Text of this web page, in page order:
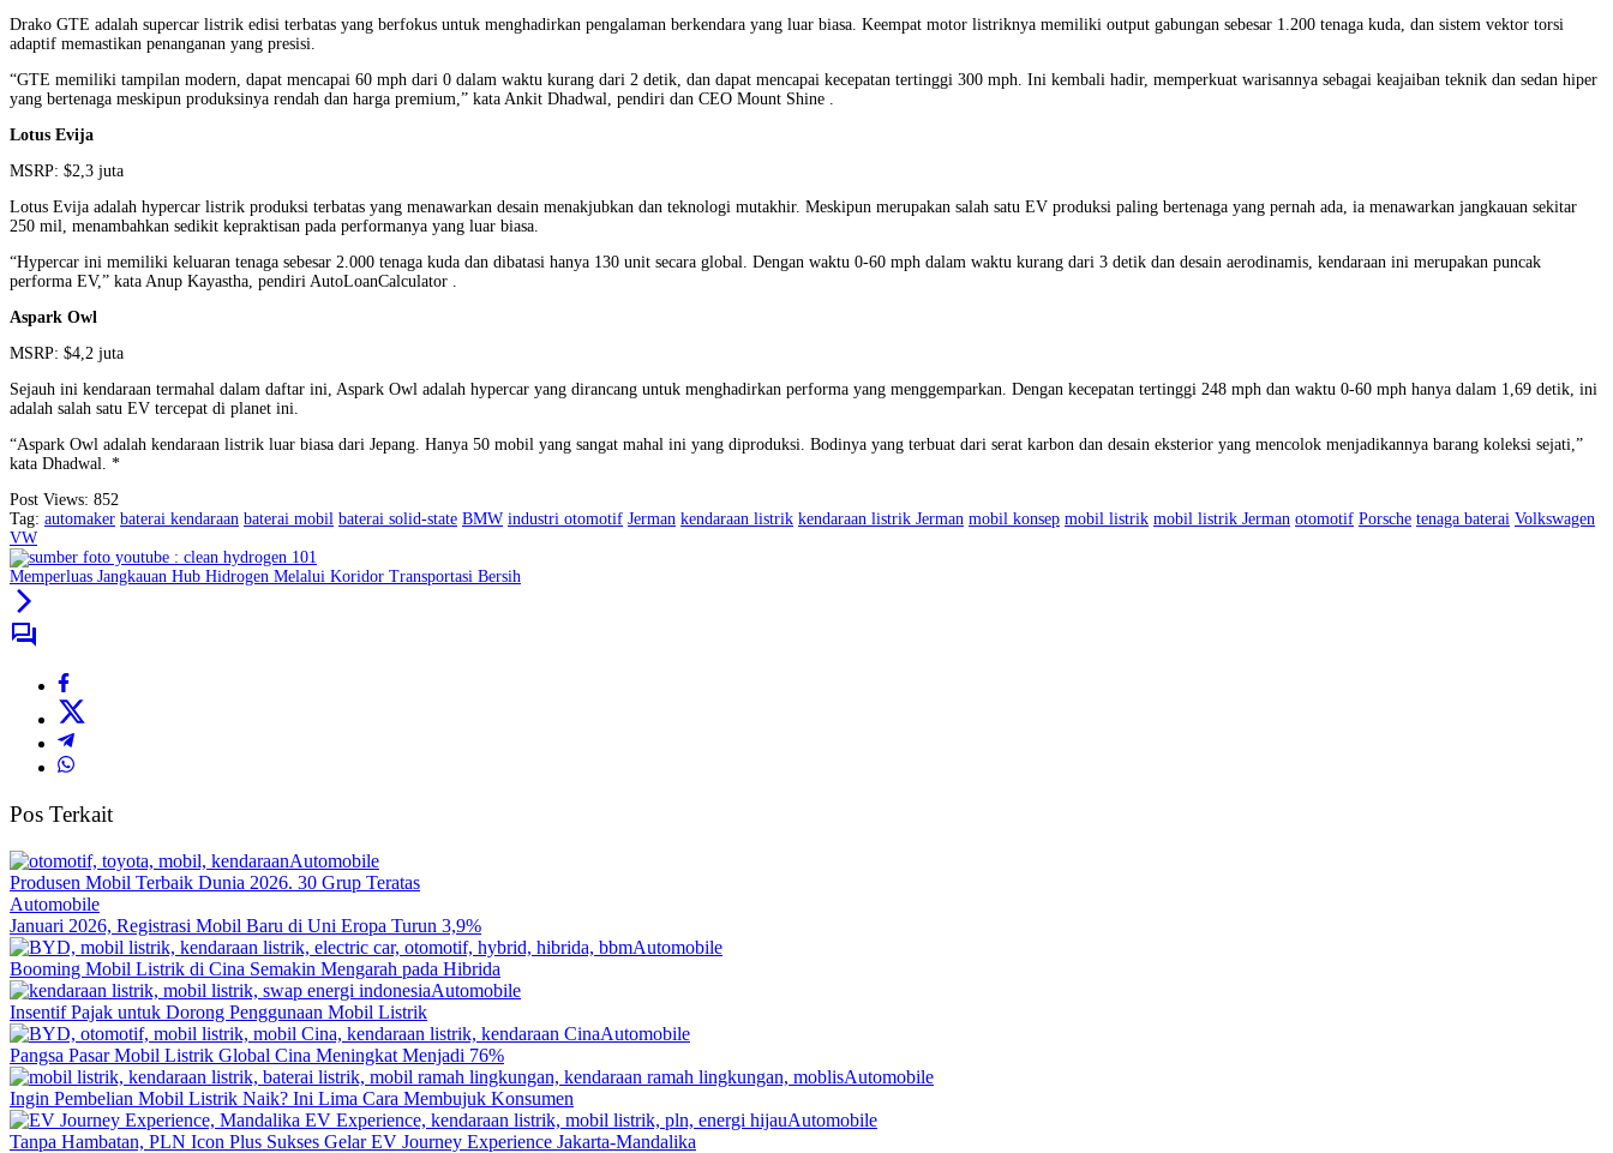
Drako GTE adalah supercar listrik edisi terbatas yang berfokus untuk menghadirkan pengalaman berkendara yang luar biasa. Keempat motor listriknya memiliki output gabungan sebesar 1.200 tenaga kuda, dan sistem vektor torsi
adaptif memastikan penanganan yang presisi.
“GTE memiliki tampilan modern, dapat mencapai 60 mph dari 0 dalam waktu kurang dari 2 detik, dan dapat mencapai kecepatan tertinggi 300 mph. Ini kembali hadir, memperkuat warisannya sebagai keajaiban teknik dan sedan hiper
yang bertenaga meskipun produksinya rendah dan harga premium,” kata Ankit Dhadwal, pendiri dan CEO Mount Shine .
Lotus Evija
MSRP: $2,3 juta
Lotus Evija adalah hypercar listrik produksi terbatas yang menawarkan desain menakjubkan dan teknologi mutakhir. Meskipun merupakan salah satu EV produksi paling bertenaga yang pernah ada, ia menawarkan jangkauan sekitar
250 mil, menambahkan sedikit kepraktisan pada performanya yang luar biasa.
“Hypercar ini memiliki keluaran tenaga sebesar 2.000 tenaga kuda dan dibatasi hanya 130 unit secara global. Dengan waktu 0-60 mph dalam waktu kurang dari 3 detik dan desain aerodinamis, kendaraan ini merupakan puncak
performa EV,” kata Anup Kayastha, pendiri AutoLoanCalculator .
Aspark Owl
MSRP: $4,2 juta
Sejauh ini kendaraan termahal dalam daftar ini, Aspark Owl adalah hypercar yang dirancang untuk menghadirkan performa yang menggemparkan. Dengan kecepatan tertinggi 248 mph dan waktu 0-60 mph hanya dalam 1,69 detik, ini
adalah salah satu EV tercepat di planet ini.
“Aspark Owl adalah kendaraan listrik luar biasa dari Jepang. Hanya 50 mobil yang sangat mahal ini yang diproduksi. Bodinya yang terbuat dari serat karbon dan desain eksterior yang mencolok menjadikannya barang koleksi sejati,”
kata Dhadwal. *
Post Views: 852
Tag: automaker baterai kendaraan baterai mobil baterai solid-state BMW industri otomotif Jerman kendaraan listrik kendaraan listrik Jerman mobil konsep mobil listrik mobil listrik Jerman otomotif Porsche tenaga baterai Volkswagen
VW
Memperluas Jangkauan Hub Hidrogen Melalui Koridor Transportasi Bersih
Pos Terkait
Automobile
Produsen Mobil Terbaik Dunia 2026. 30 Grup Teratas
Automobile
Januari 2026, Registrasi Mobil Baru di Uni Eropa Turun 3,9%
Automobile
Booming Mobil Listrik di Cina Semakin Mengarah pada Hibrida
Automobile
Insentif Pajak untuk Dorong Penggunaan Mobil Listrik
Automobile
Pangsa Pasar Mobil Listrik Global Cina Meningkat Menjadi 76%
Automobile
Ingin Pembelian Mobil Listrik Naik? Ini Lima Cara Membujuk Konsumen
Automobile
Tanpa Hambatan, PLN Icon Plus Sukses Gelar EV Journey Experience Jakarta-Mandalika